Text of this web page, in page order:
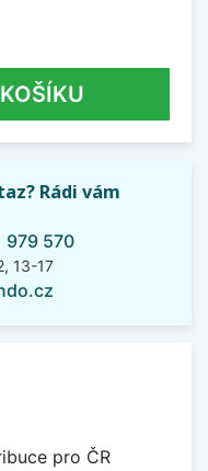
Rádi vám
979 570
13-17
pro ČR